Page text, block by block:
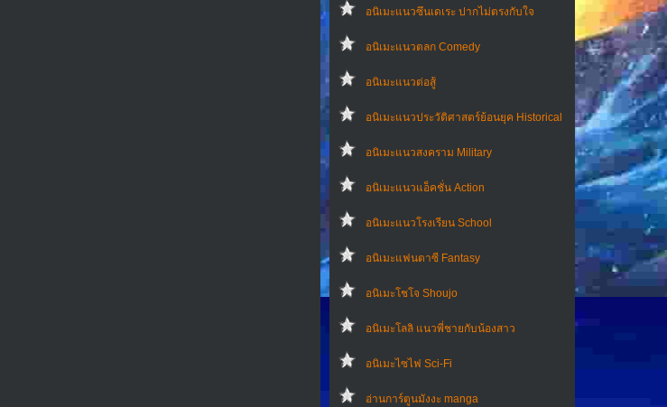
อนิเมะแนวซึนเดเระ ปากไม่ตรงกับใจ
อนิเมะแนวตลก Comedy
อนิเมะแนวต่อสู้
อนิเมะแนวประวัติศาสตร์ย้อนยุค Historical
อนิเมะแนวสงคราม Military
อนิเมะแนวแอ็คชั่น Action
อนิเมะแนวโรงเรียน School
อนิเมะแฟนตาซี Fantasy
อนิเมะโชโจ Shoujo
อนิเมะโลลิ แนวพี่ชายกับน้องสาว
อนิเมะไซไฟ Sci-Fi
อ่านการ์ตูนมังงะ manga